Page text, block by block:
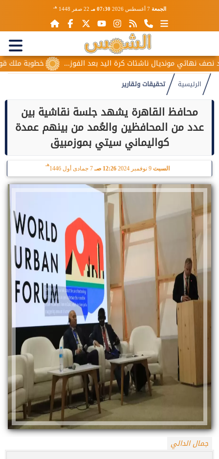
الجمعة 7 أغسطس 2026 07:30 مـ 22 صفر 1448 هـ
خطوبة ملك قورة ويوسف ناشئات كرة اليد بعد الفوز...
الرئيسية تحقيقات وتقارير
محافظ القاهرة يشهد جلسة نقاشية بين
عدد من المحافظين والعُمد من بينهم عمدة
كواليماني سيتي بموزمبيق
السبت 12:26 صـ 7 جمادى أول 1446
هـ
جمال الدالي